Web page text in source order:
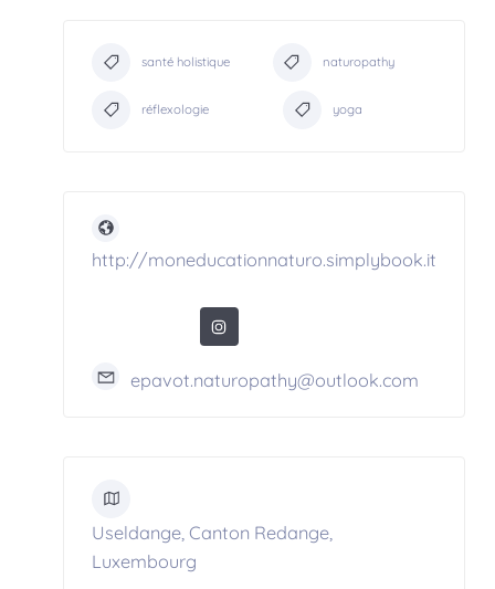
santé holistique naturopathy
réflexologie yoga
http://moneducationnaturo.simplybook.it
epavot.naturopathy@outlook.com
Useldange, Canton Redange,
Luxembourg